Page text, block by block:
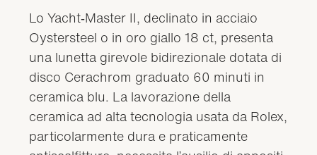
Lo Yacht‑Master II, declinato in acciaio
Oystersteel o in oro giallo 18 ct, presenta
una lunetta girevole bidirezionale dotata di
disco Cerachrom graduato 60 minuti in
ceramica blu. La lavorazione della
ceramica ad alta tecnologia usata da Rolex,
particolarmente dura e praticamente